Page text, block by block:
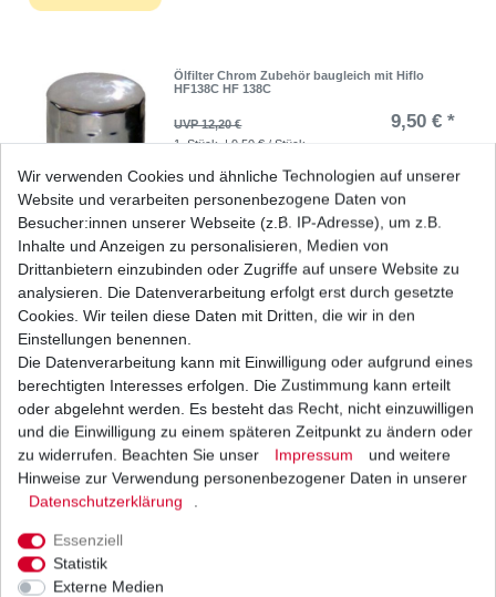
Ölfilter Chrom Zubehör baugleich mit Hiflo
HF138C HF 138C
UVP 12,20 € 9,50 € *
1 Stück | 9,50 € / Stück
Ölfilter Hiflo HF138 HF 138
UVP 9,75 € 7,96 € *
1 Stück
Ölfilter Hiflo HF138C HF 138C Chrom
UVP 15,70 €
Wir verwenden Cookies und ähnliche Technologien auf unserer
Website und verarbeiten personenbezogene Daten von
Besucher:innen unserer Webseite (z.B. IP-Adresse), um z.B.
Inhalte und Anzeigen zu personalisieren, Medien von
Drittanbietern einzubinden oder Zugriffe auf unsere Website zu
analysieren. Die Datenverarbeitung erfolgt erst durch gesetzte
Cookies. Wir teilen diese Daten mit Dritten, die wir in den
Einstellungen benennen.
Die Datenverarbeitung kann mit Einwilligung oder aufgrund eines
berechtigten Interesses erfolgen. Die Zustimmung kann erteilt
oder abgelehnt werden. Es besteht das Recht, nicht einzuwilligen
und die Einwilligung zu einem späteren Zeitpunkt zu ändern oder
zu widerrufen. Beachten Sie unser
Impressum
und weitere
Hinweise zur Verwendung personenbezogener Daten in unserer
Daten­schutz­erklärung
.
Essenziell
Statistik
Externe Medien